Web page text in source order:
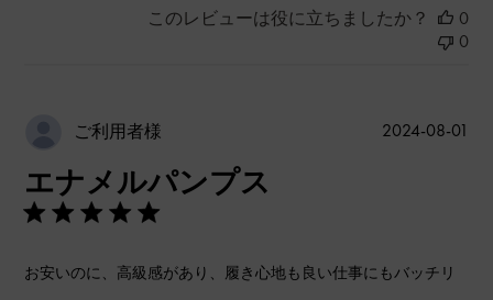
このレビューは役に立ちましたか？
0
0
ご利用者様
エナメルパンプス
お安いのに、高級感があり、履き心地も良い仕事にもバッチリ
2024-08-01